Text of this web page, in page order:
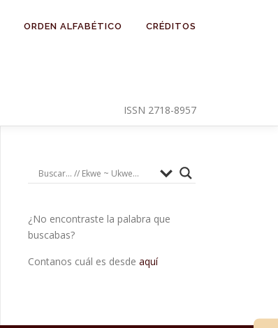
ORDEN ALFABÉTICO CRÉDITOS
ISSN 2718-8957
¿No encontraste la palabra que
buscabas?
Contanos cuál es desde aquí